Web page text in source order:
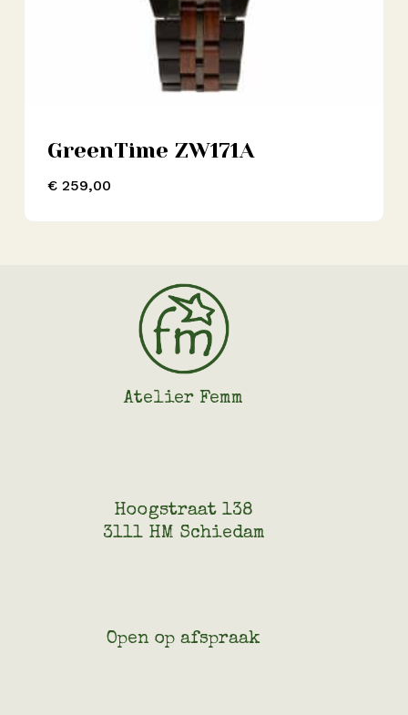
GreenTime ZW171A
€259,00
Atelier Femm
Hoogstraat 138
3111 HM Schiedam
Open op afspraak